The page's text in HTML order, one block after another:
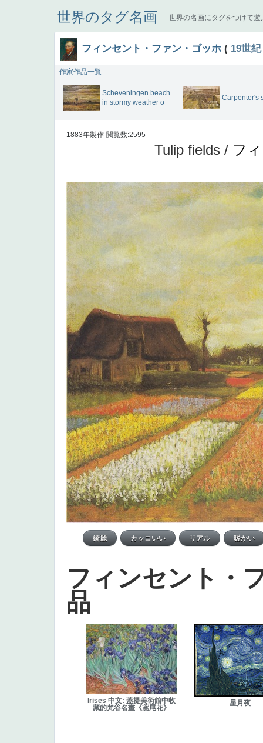
世界のタグ名画 世界の名画にタグをつけて遊
フィンセント・ファン・ゴッホ ( 19世紀
作家作品一覧
Scheveningen beach
in stormy weather o
Carpenter's
1883年製作 閲覧数:2595
Tulip fields / フ
フィンセント・
品
Irises 中文: 蓋提美術館中收
藏的梵谷名畫《鳶尾花》
星月夜